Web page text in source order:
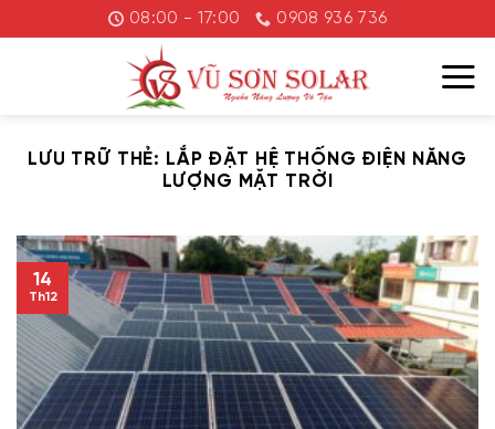
đến
08:00 - 17:00 0908 936 736
LƯU TRỮ THẺ: LẮP ĐẶT HỆ THỐNG ĐIỆN NĂNG
LƯỢNG MẶT TRỜI
14
Th12